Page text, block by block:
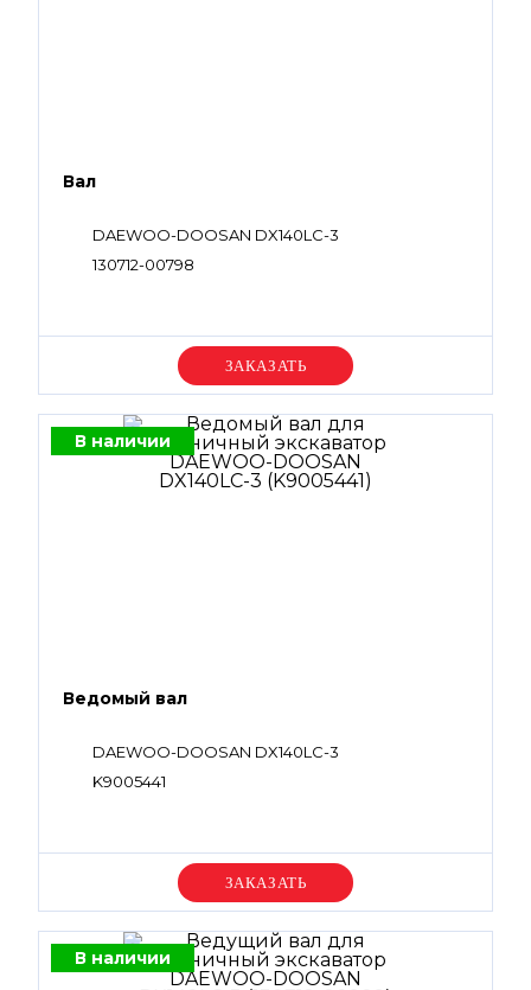
Вал
DAEWOO-DOOSAN DX140LC-3
130712-00798
Уточняйте цену
В наличии
Ведомый вал
DAEWOO-DOOSAN DX140LC-3
K9005441
Уточняйте цену
В наличии